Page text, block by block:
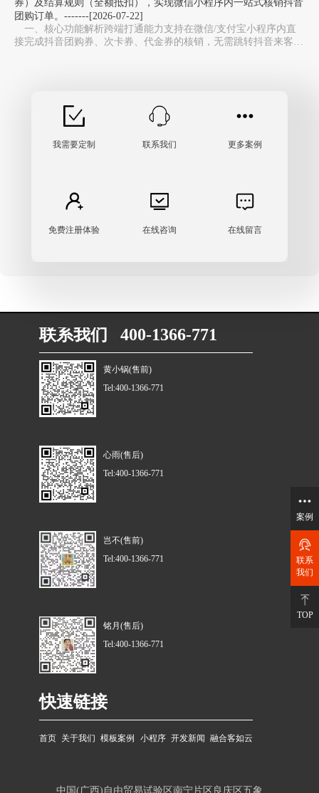
券）及结算规则（全额抵扣），实现微信小程序内一站式核销抖音
团购订单。-------[2026-07-22]
一、核心功能解析跨端打通能力‌支持在微信/支付宝小程序内直
接完成抖音团购券、次卡券、代金券的核销，无需跳转抖音来客
我需要定制 联系我们 更多案例
免费注册体验 在线咨询 在线留言
快速链接
首页 关于我们 模板案例 小程序 开发新闻 融合客如云
联系我们 400-1366-771
黄小锅(售前)
Tel:400-1366-771
心雨(售后)
Tel:400-1366-771
岂不(售前)
Tel:400-1366-771
铭月(售后)
Tel:400-1366-771
中国(广西)自由贸易试验区南宁片区良庆区五象
案例
联系
我们
TOP